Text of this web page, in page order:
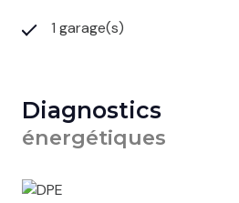
1 garage(s)
Diagnostics
énergétiques